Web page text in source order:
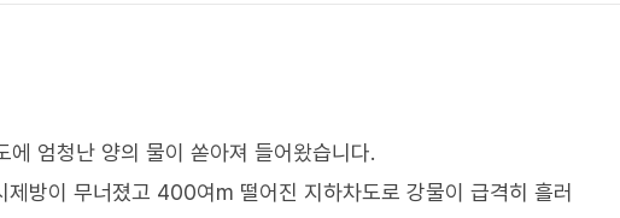
엄청난 양의 물이 쏟아져 들어왔습니다.
방이 무너졌고 400여m 떨어진 지하차도로 강물이 급격히 흘러